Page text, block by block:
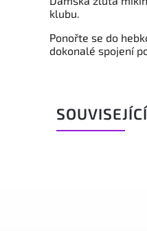
klubu.
Ponořte se do
dokonalé spojení